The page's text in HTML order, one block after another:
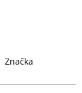
Značka